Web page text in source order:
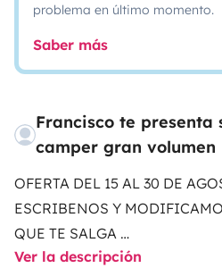
problema en último momento.
Saber más
Francisco te presenta
camper gran volumen
OFERTA DEL 15 AL 30 DE
ESCRIBENOS Y
QUE TE SALGA
CAMPERS ULTIMO MODELO
Ver la descripción